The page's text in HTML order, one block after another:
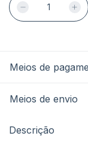
Meios de
Meios de envio
Descrição